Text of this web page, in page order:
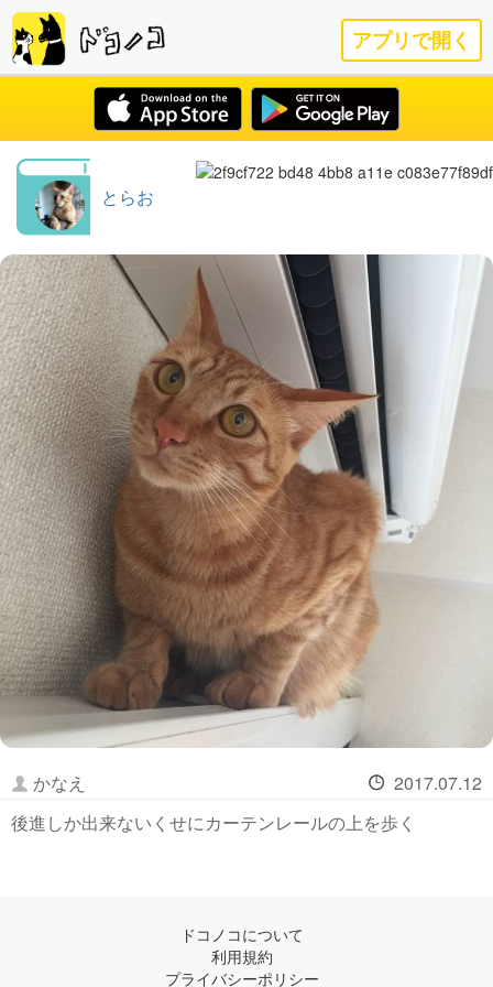
アプリで開く
とらお
かなえ
2017.07.12
後進しか出来ないくせにカーテンレールの上を歩く
ドコノコについて
利用規約
プライバシーポリシー